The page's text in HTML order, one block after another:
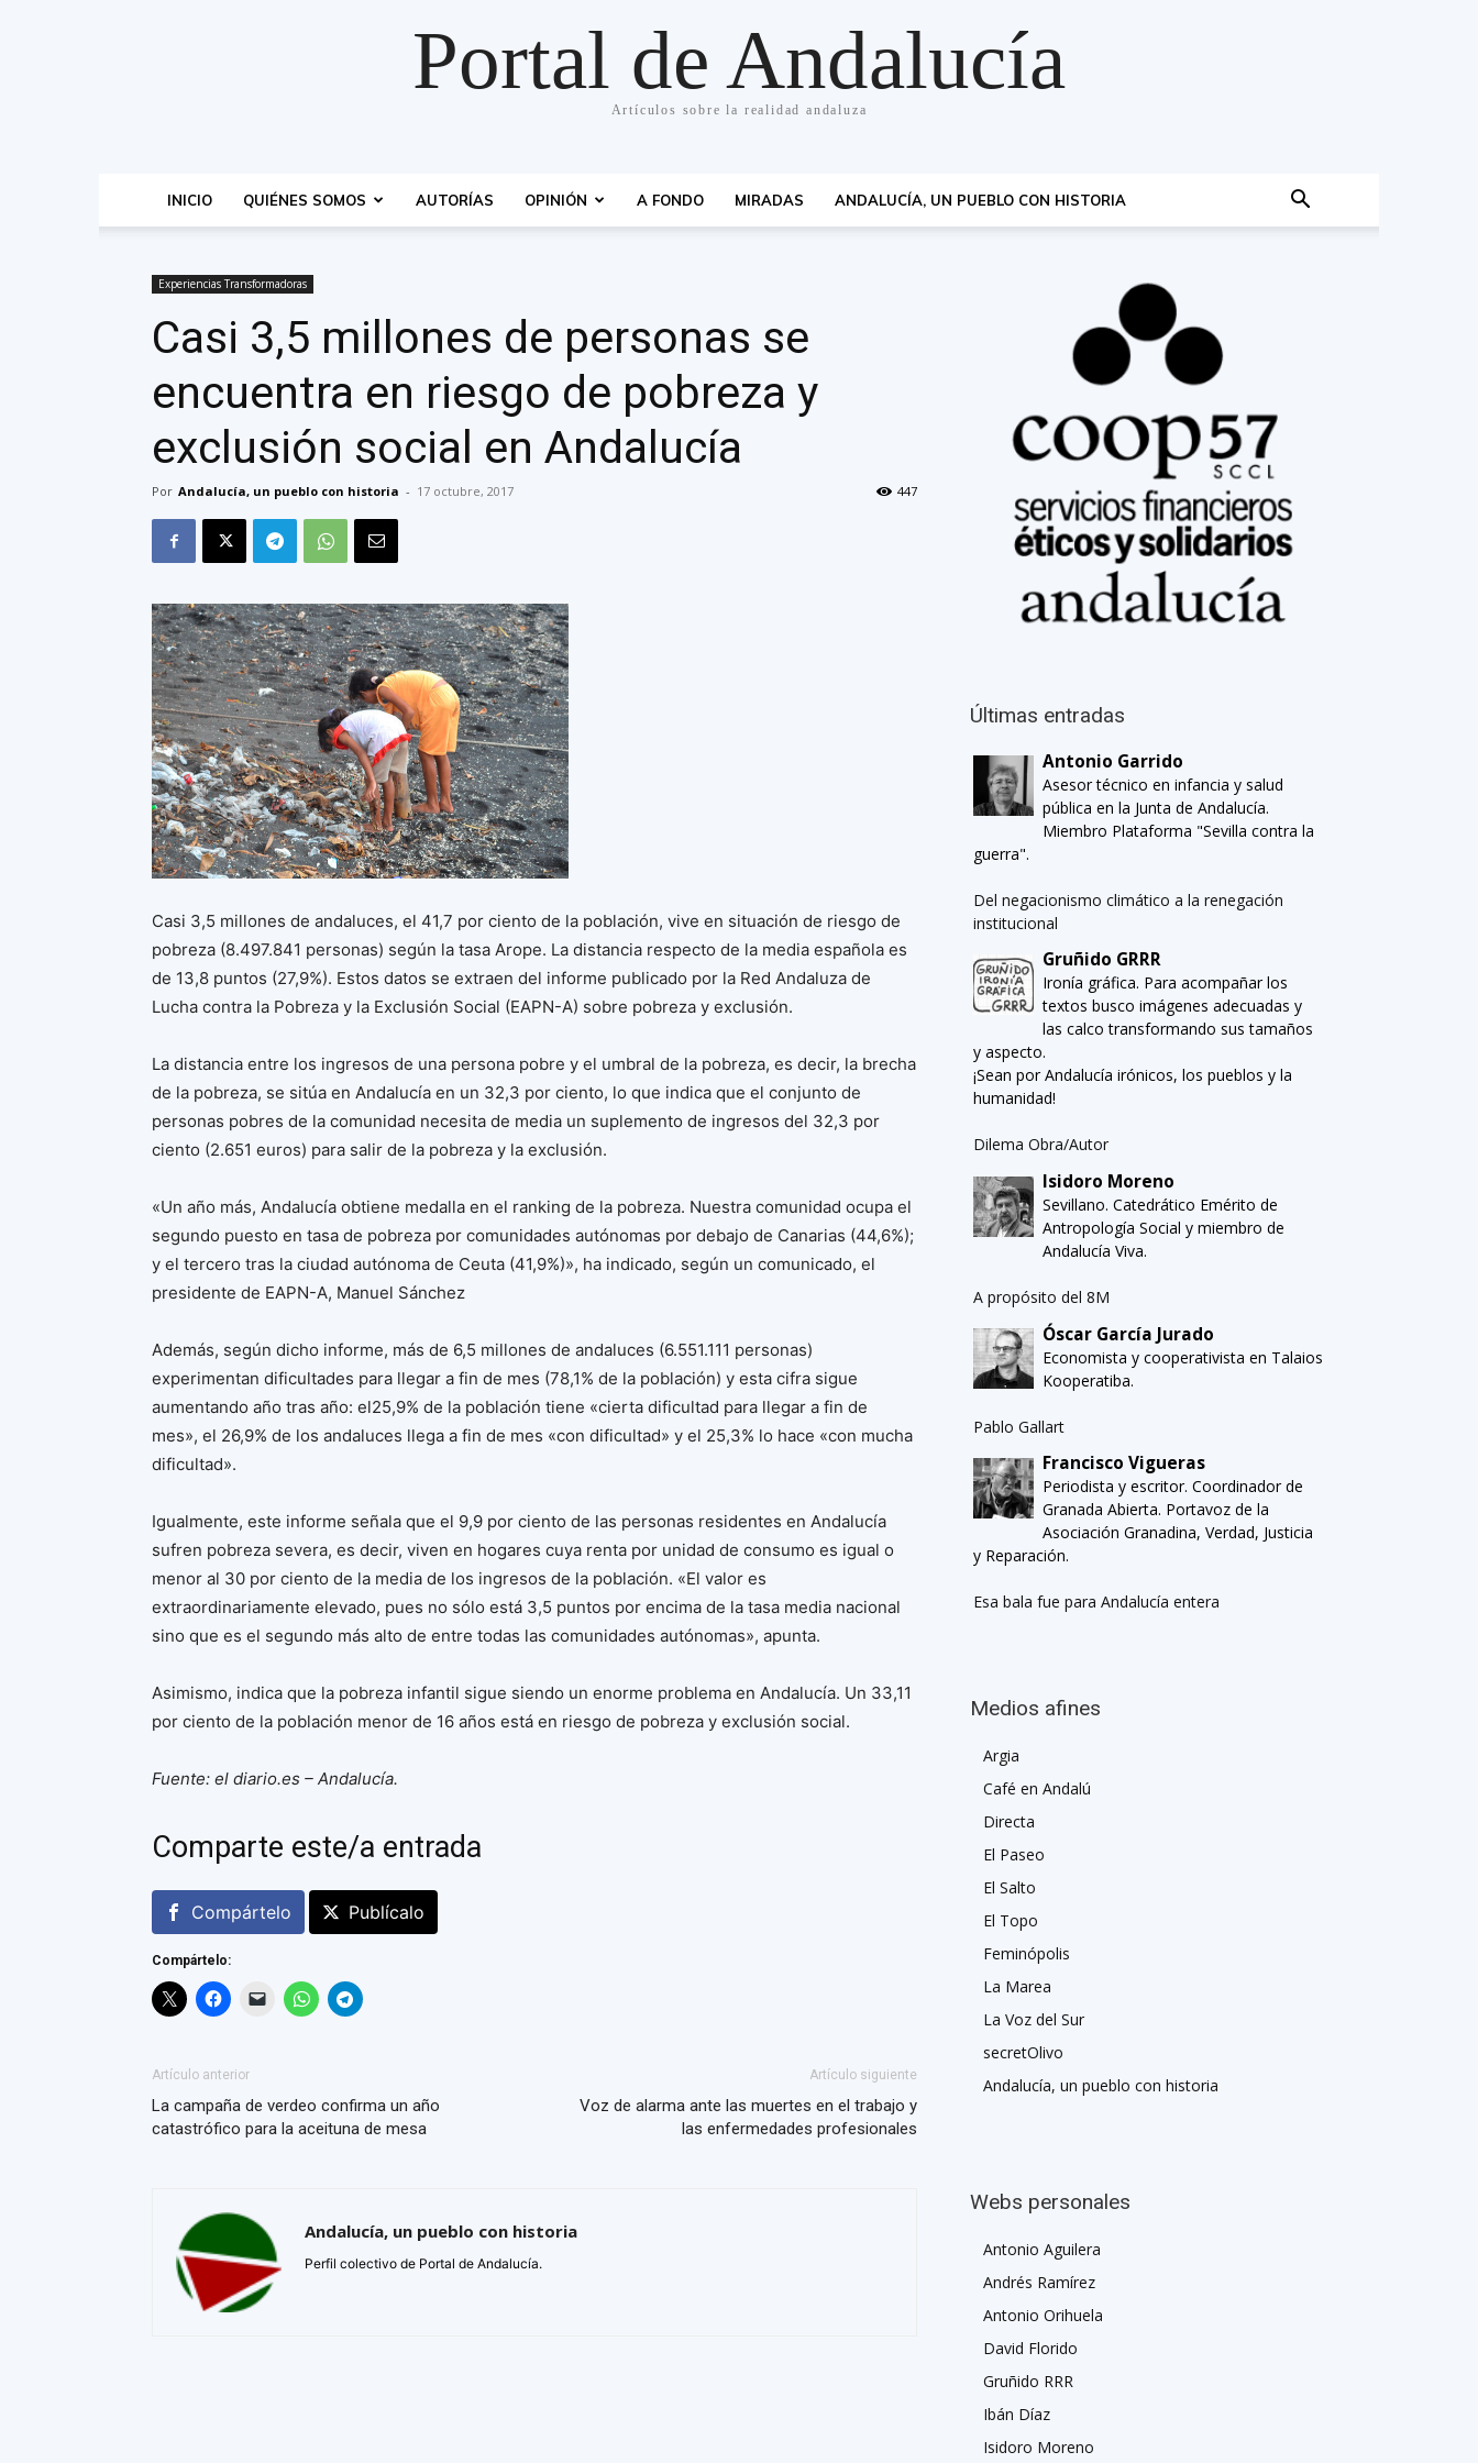
Portal de Andalucía
Artículos sobre la realidad andaluza
INICIO QUIÉNES SOMOS AUTORÍAS OPINIÓN A FONDO MIRADAS ANDALUCÍA, UN PUEBLO CON HISTORIA
Experiencias Transformadoras
Casi 3,5 millones de personas se
encuentra en riesgo de pobreza y
exclusión social en Andalucía
Por Andalucía, un pueblo con historia - 17 octubre, 2017 447
Casi 3,5 millones de andaluces, el 41,7 por ciento de la población, vive en situación de riesgo de
pobreza (8.497.841 personas) según la tasa Arope. La distancia respecto de la media española es
de 13,8 puntos (27,9%). Estos datos se extraen del informe publicado por la Red Andaluza de
Lucha contra la Pobreza y la Exclusión Social (EAPN-A) sobre pobreza y exclusión.
La distancia entre los ingresos de una persona pobre y el umbral de la pobreza, es decir, la brecha
de la pobreza, se sitúa en Andalucía en un 32,3 por ciento, lo que indica que el conjunto de
personas pobres de la comunidad necesita de media un suplemento de ingresos del 32,3 por
ciento (2.651 euros) para salir de la pobreza y la exclusión.
«Un año más, Andalucía obtiene medalla en el ranking de la pobreza. Nuestra comunidad ocupa el
segundo puesto en tasa de pobreza por comunidades autónomas por debajo de Canarias (44,6%);
y el tercero tras la ciudad autónoma de Ceuta (41,9%)», ha indicado, según un comunicado, el
presidente de EAPN-A, Manuel Sánchez
Además, según dicho informe, más de 6,5 millones de andaluces (6.551.111 personas)
experimentan dificultades para llegar a fin de mes (78,1% de la población) y esta cifra sigue
aumentando año tras año: el25,9% de la población tiene «cierta dificultad para llegar a fin de
mes», el 26,9% de los andaluces llega a fin de mes «con dificultad» y el 25,3% lo hace «con mucha
dificultad».
Igualmente, este informe señala que el 9,9 por ciento de las personas residentes en Andalucía
sufren pobreza severa, es decir, viven en hogares cuya renta por unidad de consumo es igual o
menor al 30 por ciento de la media de los ingresos de la población. «El valor es
extraordinariamente elevado, pues no sólo está 3,5 puntos por encima de la tasa media nacional
sino que es el segundo más alto de entre todas las comunidades autónomas», apunta.
Asimismo, indica que la pobreza infantil sigue siendo un enorme problema en Andalucía. Un 33,11
por ciento de la población menor de 16 años está en riesgo de pobreza y exclusión social.
Fuente: el diario.es – Andalucía.
Comparte este/a entrada
Compártelo Publícalo
Compártelo:
Artículo anterior
La campaña de verdeo confirma un año
catastrófico para la aceituna de mesa
Artículo siguiente
Voz de alarma ante las muertes en el trabajo y
las enfermedades profesionales
Andalucía, un pueblo con historia
Perfil colectivo de Portal de Andalucía.
Últimas entradas
Antonio Garrido
Asesor técnico en infancia y salud
pública en la Junta de Andalucía.
Miembro Plataforma "Sevilla contra la
guerra".
Del negacionismo climático a la renegación
institucional
Gruñido GRRR
Ironía gráfica. Para acompañar los
textos busco imágenes adecuadas y
las calco transformando sus tamaños
y aspecto.
¡Sean por Andalucía irónicos, los pueblos y la
humanidad!
Dilema Obra/Autor
Isidoro Moreno
Sevillano. Catedrático Emérito de
Antropología Social y miembro de
Andalucía Viva.
A propósito del 8M
Óscar García Jurado
Economista y cooperativista en Talaios
Kooperatiba.
Pablo Gallart
Francisco Vigueras
Periodista y escritor. Coordinador de
Granada Abierta. Portavoz de la
Asociación Granadina, Verdad, Justicia
y Reparación.
Esa bala fue para Andalucía entera
Medios afines
Argia
Café en Andalú
Directa
El Paseo
El Salto
El Topo
Feminópolis
La Marea
La Voz del Sur
secretOlivo
Andalucía, un pueblo con historia
Webs personales
Antonio Aguilera
Andrés Ramírez
Antonio Orihuela
David Florido
Gruñido RRR
Ibán Díaz
Isidoro Moreno